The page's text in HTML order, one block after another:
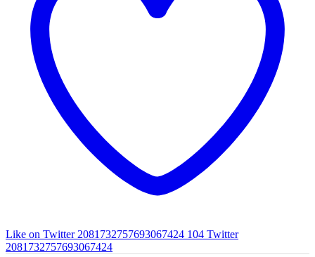
Like on Twitter 2081732757693067424 104 Twitter
2081732757693067424